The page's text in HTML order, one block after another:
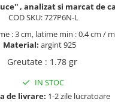
, analizat si marcat de
COD SKU: 727P6N-L
: 3 cm, latime min : 0.4 cm /
Material: argint 925
Greutate : 1.78 gr
IN STOC
de livrare: 1-2 zile lucratoare